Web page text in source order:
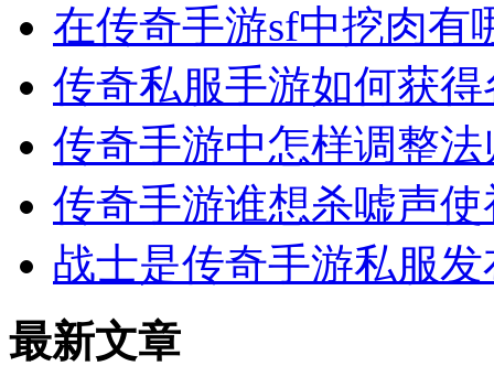
在传奇手游sf中挖肉有
传奇私服手游如何获
传奇手游中怎样调整
传奇手游谁想杀嘘声
战士是传奇手游私服
最新文章